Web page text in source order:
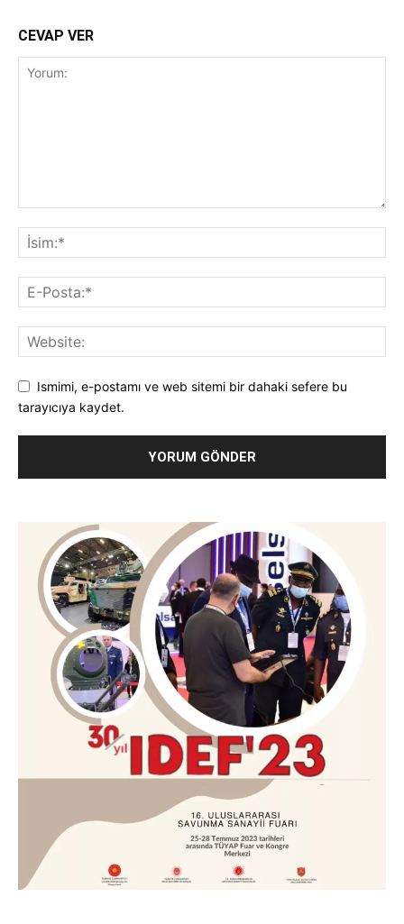
CEVAP VER
Ismimi, e-postamı ve web sitemi bir dahaki sefere bu
tarayıcıya kaydet.